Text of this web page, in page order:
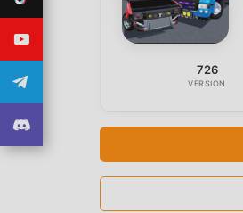
726
VERSION